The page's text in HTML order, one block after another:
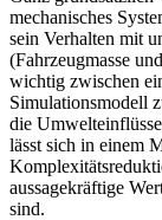
mechanisches
sein Verhalten mit
(Fahrzeugmasse
wichtig zwischen
Simulationsmodell
die
lässt sich in einem
aussagekräftige
sind.